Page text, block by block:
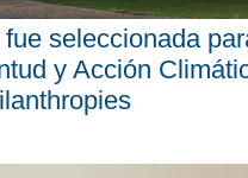
seleccionada
y Acción